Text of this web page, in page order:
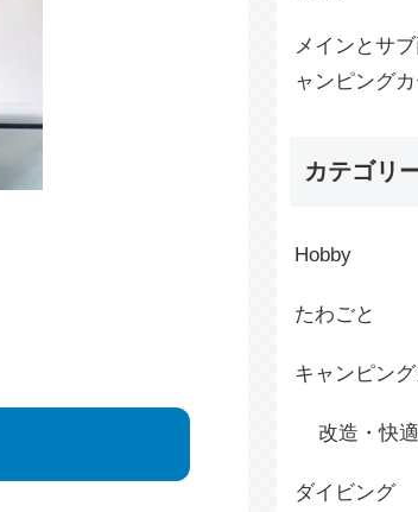
メインとサ
ャンピング
カテゴリ
Hobby
たわごと
キャンピン
改造・快
ダイビング